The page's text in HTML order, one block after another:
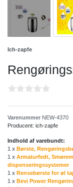
Ich-zapfe
Varenummer NEW-4370
Producent: ich-zapfe
Indhold af varebundt:
1 x Børste,
1 x Armaturfedt,
dispenseringssystemer
1 x Rensebørste for øl
1 x Bevi Power